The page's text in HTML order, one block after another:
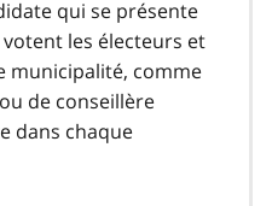
qui se présente
les électeurs et
municipalité, comme
de conseillère
dans chaque